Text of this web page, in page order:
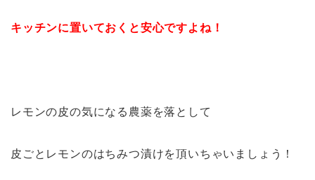
キッチンに置いておくと安心ですよね！
レモンの皮の気になる農薬を落として
皮ごとレモンのはちみつ漬けを頂いちゃいましょう！